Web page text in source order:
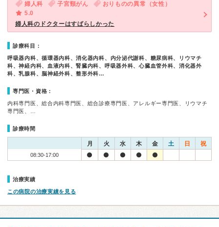
婦人科 子宮頸がん
おりものの異常（女性）
5.0
婦人科のドクターはすばらしかった
診療科目：
呼吸器内科、循環器内科、消化器内科、内分泌代謝科、糖尿病科、リウマチ
科、神経内科、血液内科、腎臓内科、呼吸器外科、心臓血管外科、消化器外
科、乳腺科、脳神経外科、整形外科…
専門医・資格：
内科専門医、総合内科専門医、総合診療専門医、アレルギー専門医、リウマチ
専門医、…
診療時間
月 火 水 木 金 土 日 祝
08:30-17:00
治療実績
この病院の治療実績を見る